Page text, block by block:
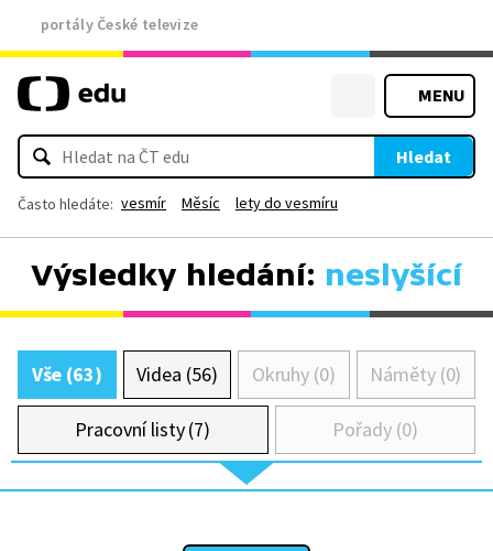
portály České televize
MENU
Hledat
Často hledáte: vesmír Měsíc lety do vesmíru
Výsledky hledání: neslyšící
Vše (63) Videa (56) Okruhy (0) Náměty (0)
Pracovní listy (7) Pořady (0)